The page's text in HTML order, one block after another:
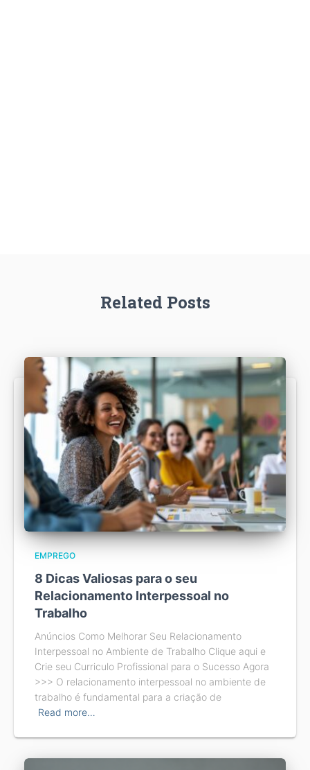
Related Posts
EMPREGO
8 Dicas Valiosas para o seu
Relacionamento Interpessoal no
Trabalho
Anúncios Como Melhorar Seu Relacionamento
Interpessoal no Ambiente de Trabalho Clique aqui e
Crie seu Curriculo Profissional para o Sucesso Agora
>>> O relacionamento interpessoal no ambiente de
trabalho é fundamental para a criação de
Read more…